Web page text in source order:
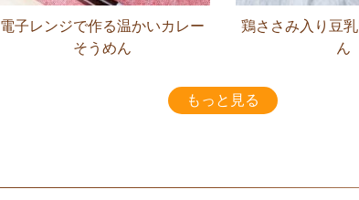
電子レンジで作る温かいカレー
そうめん
鶏ささみ入り豆
ん
もっと見る